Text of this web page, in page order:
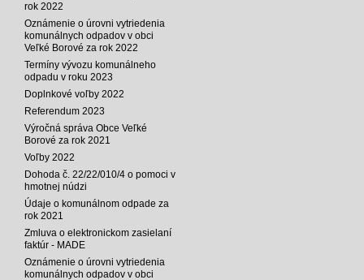
rok 2022
Oznámenie o úrovni vytriedenia
komunálnych odpadov v obci
Veľké Borové za rok 2022
Termíny vývozu komunálneho
odpadu v roku 2023
Doplnkové voľby 2022
Referendum 2023
Výročná správa Obce Veľké
Borové za rok 2021
Voľby 2022
Dohoda č. 22/22/010/4 o pomoci v
hmotnej núdzi
Údaje o komunálnom odpade za
rok 2021
Zmluva o elektronickom zasielaní
faktúr - MADE
Oznámenie o úrovni vytriedenia
komunálnych odpadov v obci